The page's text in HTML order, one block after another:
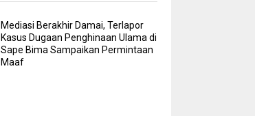
Mediasi Berakhir Damai, Terlapor
Kasus Dugaan Penghinaan Ulama di
Sape Bima Sampaikan Permintaan
Maaf